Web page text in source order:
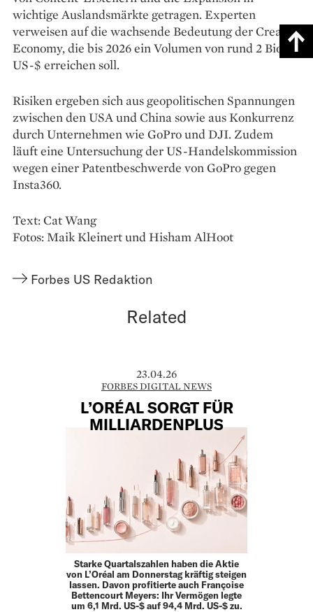
wichtige Auslandsmärkte getragen. Experten
verweisen auf die wachsende Bedeutung der Creator
Economy, die bis 2026 ein Volumen von rund 2 Bio.
US-$ erreichen soll.
Risiken ergeben sich aus geopolitischen Spannungen
zwischen den USA und China sowie aus Konkurrenz
durch Unternehmen wie GoPro und DJI. Zudem
läuft eine Untersuchung der US-Handelskommission
wegen einer Patentbeschwerde von GoPro gegen
Insta360.
Text: Cat Wang
Fotos: Maik Kleinert und Hisham AlHoot
Forbes US Redaktion
Related
23.04.26
FORBES DIGITAL NEWS
L’ORÉAL SORGT FÜR
MILLIARDENPLUS
Starke Quartalszahlen haben die Aktie
von L’Oréal am Donnerstag kräftig steigen
lassen. Davon profitierte auch Françoise
Bettencourt Meyers: Ihr Vermögen legte
um 6,1 Mrd. US-$ auf 94,4 Mrd. US-$ zu.